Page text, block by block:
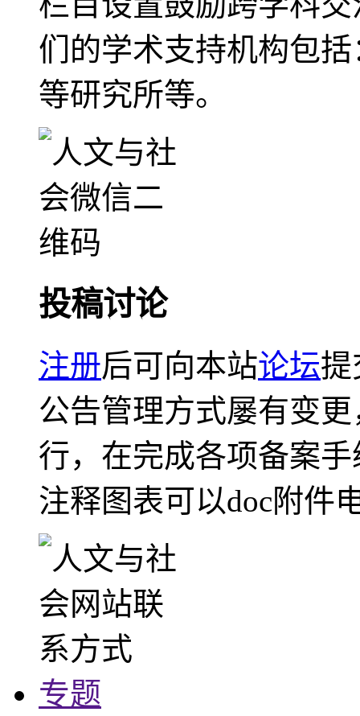
们的学术支持机构包
等研究所等。
投稿讨论
注册后可向本站论坛提
公告管理方式屡有变
行，在完成各项备案
注释图表可以doc附件
专题